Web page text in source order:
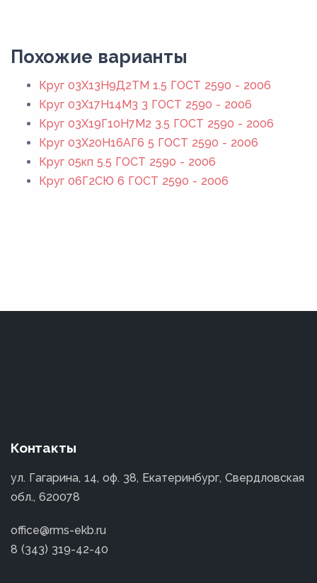
Похожие варианты
Круг 03Х13Н9Д2ТМ 1.5 ГОСТ 2590 - 2006
Круг 03Х17Н14М3 3 ГОСТ 2590 - 2006
Круг 03Х19Г10Н7М2 3.5 ГОСТ 2590 - 2006
Круг 03Х20Н16АГ6 5 ГОСТ 2590 - 2006
Круг 05кп 5.5 ГОСТ 2590 - 2006
Круг 06Г2СЮ 6 ГОСТ 2590 - 2006
Контакты
ул. Гагарина, 14, оф. 38, Екатеринбург, Свердловская
обл., 620078
office@rms-ekb.ru
8 (343) 319-42-40